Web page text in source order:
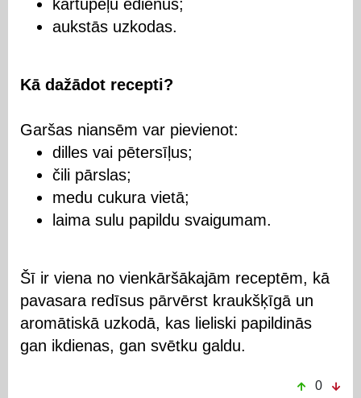
kartupeļu ēdienus;
aukstās uzkodas.
Kā dažādot recepti?
Garšas niansēm var pievienot:
dilles vai pētersīļus;
čili pārslas;
medu cukura vietā;
laima sulu papildu svaigumam.
Šī ir viena no vienkāršākajām receptēm, kā
pavasara redīsus pārvērst kraukšķīgā un
aromātiskā uzkodā, kas lieliski papildinās
gan ikdienas, gan svētku galdu.
0